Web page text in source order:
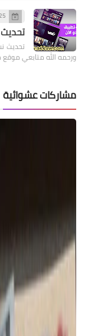
25
تحديث
ورحمه الله متابعي موقع
مشاركات عشوائية